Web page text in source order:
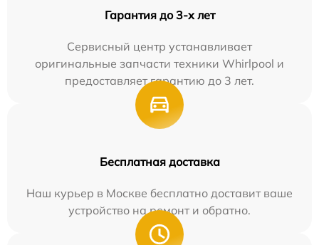
Гарантия до 3-х лет
Сервисный центр устанавливает
оригинальные запчасти техники Whirlpool и
предоставляет гарантию до 3 лет.
Бесплатная доставка
Наш курьер в Москве бесплатно доставит ваше
устройство на ремонт и обратно.